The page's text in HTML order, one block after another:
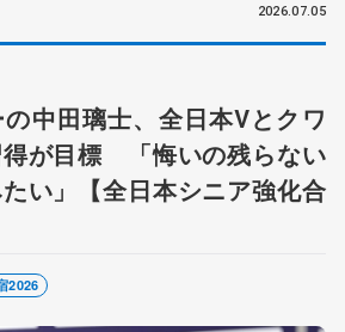
2026.07.05
中田璃士、全日本Vとクワ
得が目標 「悔いの残らない
い」【全日本シニア強化合
2026